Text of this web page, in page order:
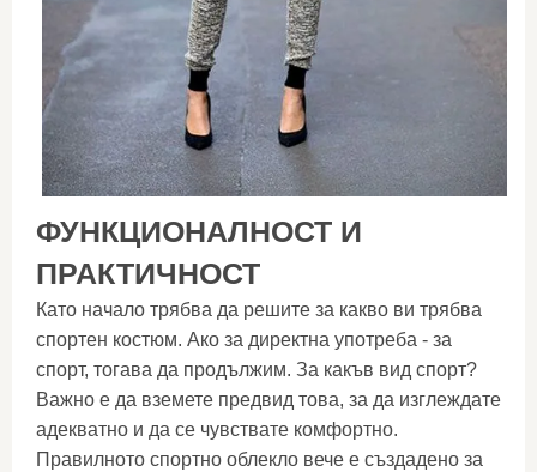
ФУНКЦИОНАЛНОСТ И
ПРАКТИЧНОСТ
Като начало трябва да решите за какво ви трябва
спортен костюм. Ако за директна употреба - за
спорт, тогава да продължим. За какъв вид спорт?
Важно е да вземете предвид това, за да изглеждате
адекватно и да се чувствате комфортно.
Правилното спортно облекло вече е създадено за